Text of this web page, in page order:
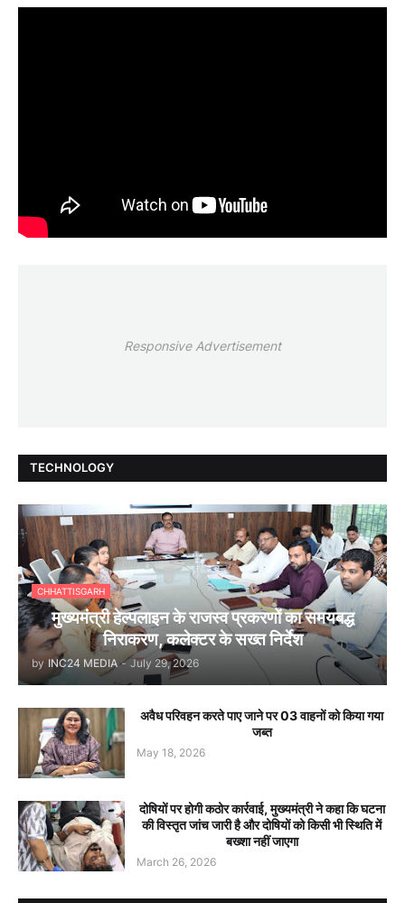
Responsive Advertisement
TECHNOLOGY
CHHATTISGARH
मुख्यमंत्री हेल्पलाइन के राजस्व प्रकरणों का समयबद्ध
निराकरण, कलेक्टर के सख्त निर्देश
by INC24 MEDIA - July 29, 2026
अवैध परिवहन करते पाए जाने पर 03 वाहनों को किया गया
जब्त
May 18, 2026
दोषियों पर होगी कठोर कार्रवाई, मुख्यमंत्री ने कहा कि घटना
की विस्तृत जांच जारी है और दोषियों को किसी भी स्थिति में
बख्शा नहीं जाएगा
March 26, 2026